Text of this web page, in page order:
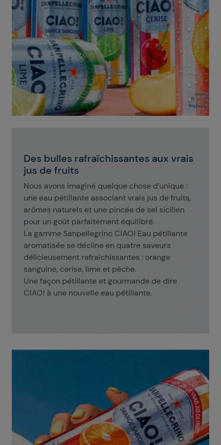
Des bulles rafraîchissantes aux vrais
jus de fruits
Nous avons imaginé quelque chose d’unique :
une eau pétillante associant vrais jus de fruits,
arômes naturels et une pincée de sel sicilien
pour un goût parfaitement équilibré.
La gamme Sanpellegrino CIAO! Eau pétillante
aromatisée se décline en quatre saveurs
délicieusement rafraîchissantes : orange
sanguine, cerise, lime et pêche.
Une façon pétillante et gourmande de dire
CIAO! à une nouvelle eau pétillante.